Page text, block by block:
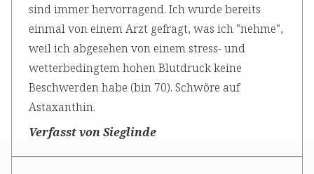
sind immer hervorragend. Ich wurde bereits
einmal von einem Arzt gefragt, was ich "nehme",
weil ich abgesehen von einem stress- und
wetterbedingtem hohen Blutdruck keine
Beschwerden habe (bin 70). Schwöre auf
Astaxanthin.
Verfasst von Sieglinde